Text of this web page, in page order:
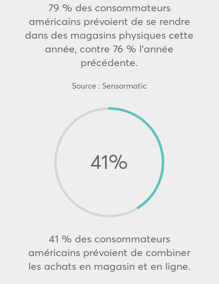
79 % des consommateurs
américains prévoient de se rendre
dans des magasins physiques cette
année, contre 76 % l’année
précédente.
Source : Sensormatic
41%
41 % des consommateurs
américains prévoient de combiner
les achats en magasin et en ligne.